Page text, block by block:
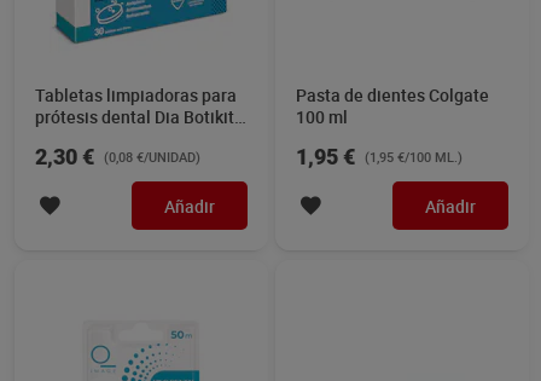
Tabletas limpiadoras para
prótesis dental Dia Botikit
2,30 € (0,08 €/UNIDAD)
Añadir
Pasta de dientes Colgate
100 ml
1,95 € (1,95 €/100 ML.)
Añadir